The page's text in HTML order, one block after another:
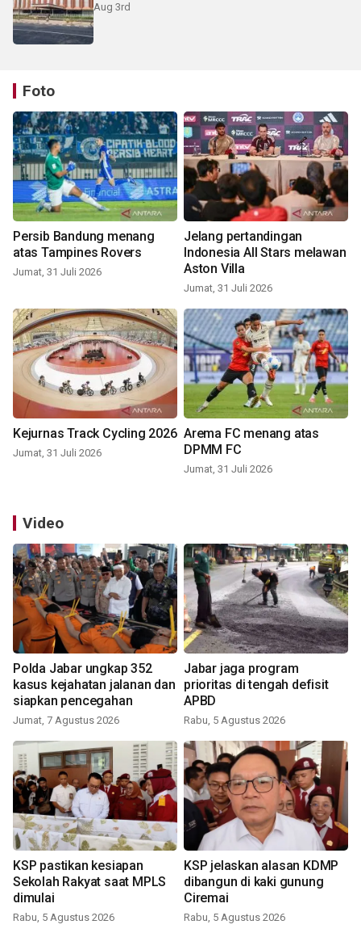
Aug 3rd
Foto
Persib Bandung menang
atas Tampines Rovers
Jumat, 31 Juli 2026
Jelang pertandingan
Indonesia All Stars melawan
Aston Villa
Jumat, 31 Juli 2026
Kejurnas Track Cycling 2026
Jumat, 31 Juli 2026
Arema FC menang atas
DPMM FC
Jumat, 31 Juli 2026
Video
Polda Jabar ungkap 352
kasus kejahatan jalanan dan
siapkan pencegahan
Jumat, 7 Agustus 2026
Jabar jaga program
prioritas di tengah defisit
APBD
Rabu, 5 Agustus 2026
KSP pastikan kesiapan
Sekolah Rakyat saat MPLS
dimulai
Rabu, 5 Agustus 2026
KSP jelaskan alasan KDMP
dibangun di kaki gunung
Ciremai
Rabu, 5 Agustus 2026